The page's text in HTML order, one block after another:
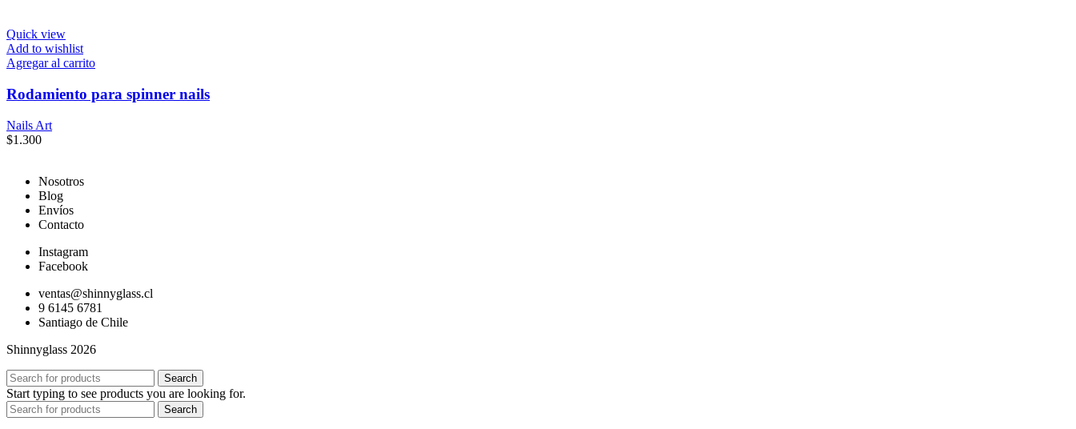
Quick view
Add to wishlist
Agregar al carrito
Rodamiento para spinner nails
Nails Art
$1.300
Nosotros
Blog
Envíos
Contacto
Instagram
Facebook
ventas@shinnyglass.cl
9 6145 6781
Santiago de Chile
Shinnyglass 2026
Search
Start typing to see products you are looking for.
Search